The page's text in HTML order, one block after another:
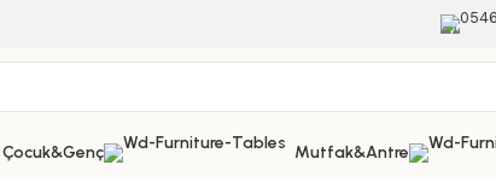
Çocuk&Genç Mutfak&Antre